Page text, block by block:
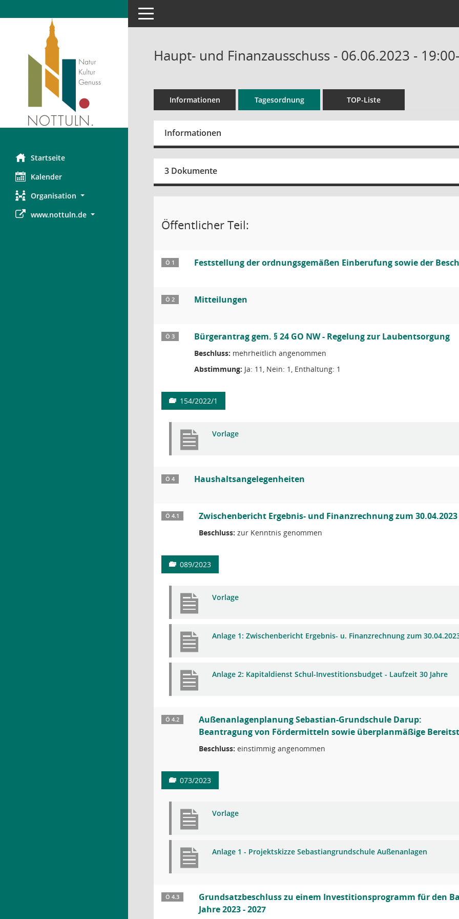
Startseite
Kalender
Organisation
www.nottuln.de
Toggle navigation
Haupt- und Finanzausschuss - 06.06.2023 -
Informationen Tagesordnung TOP-Liste
Informationen
3 Dokumente
Öffentlicher Teil:
Ö 1 Feststellung der ordnungsgemäßen Einberufung sowie der
Ö 2 Mitteilungen
Ö 3 Bürgerantrag gem. § 24 GO NW - Regelung zur Laubentsorgung
Beschluss: mehrheitlich angenommen
Abstimmung: Ja: 11, Nein: 1, Enthaltung: 1
154/2022/1
Vorlage
Ö 4 Haushaltsangelegenheiten
Ö 4.1 Zwischenbericht Ergebnis- und Finanzrechnung zum 30.04.2023
Beschluss: zur Kenntnis genommen
089/2023
Vorlage
Anlage 1: Zwischenbericht Ergebnis- u. Finanzrechnung zum
Anlage 2: Kapitaldienst Schul-Investitionsbudget - Laufzeit 30 Jahre
Ö 4.2
Außenanlagenplanung Sebastian-Grundschule Darup:
Beantragung von Fördermitteln sowie überplanmäßige
Beschluss: einstimmig angenommen
073/2023
Vorlage
Anlage 1 - Projektskizze Sebastiangrundschule Außenanlagen
Ö 4.3
Grundsatzbeschluss zu einem Investitionsprogramm für den
Jahre 2023 - 2027